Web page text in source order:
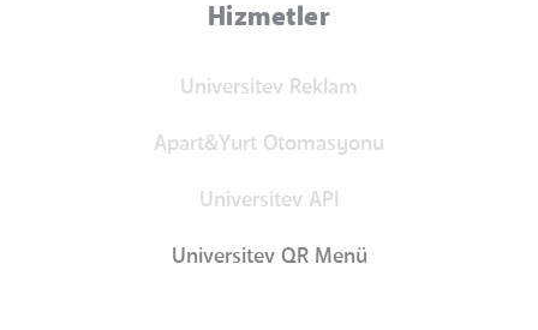
Hizmetler
Universitev Reklam
Apart&Yurt Otomasyonu
Universitev API
Universitev QR Menü